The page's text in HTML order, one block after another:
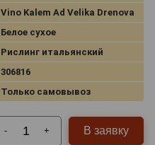
Vino Kalem Ad Velika Drenova
Белое сухое
Рислинг итальянский
306816
Только самовывоз
- + В заявку